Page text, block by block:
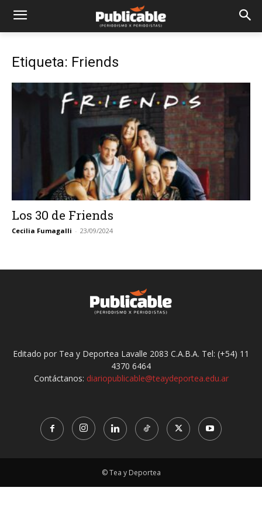
Etiqueta: Friends
Los 30 de Friends
Cecilia Fumagalli - 23/09/2024
Editado por Tea y Deportea Lavalle 2083 C.A.B.A. Tel: (+54) 11
4370 6464
Contáctanos: diariopublicable@teaydeportea.edu.ar
© Tea y Deportea